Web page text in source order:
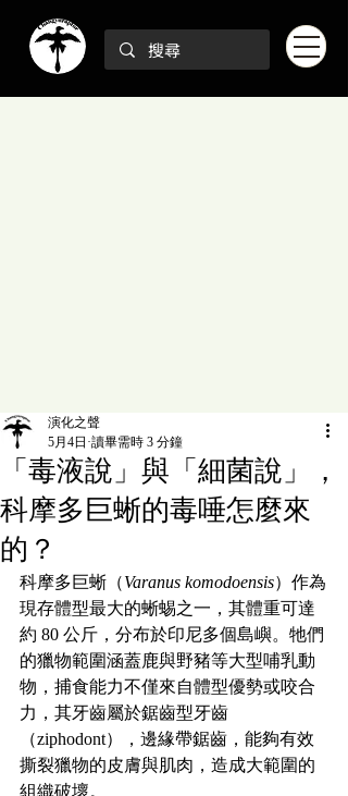
「毒液說」與「細菌說」，
科摩多巨蜥的毒唾怎麼來
的？
演化之聲
5月4日 讀畢需時 3 分鐘
科摩多巨蜥（Varanus komodoensis）作為
現存體型最大的蜥蜴之一，其體重可達
約 80 公斤，分布於印尼多個島嶼。牠們
的獵物範圍涵蓋鹿與野豬等大型哺乳動
物，捕食能力不僅來自體型優勢或咬合
力，其牙齒屬於鋸齒型牙齒
（ziphodont），邊緣帶鋸齒，能夠有效
撕裂獵物的皮膚與肌肉，造成大範圍的
組織破壞。